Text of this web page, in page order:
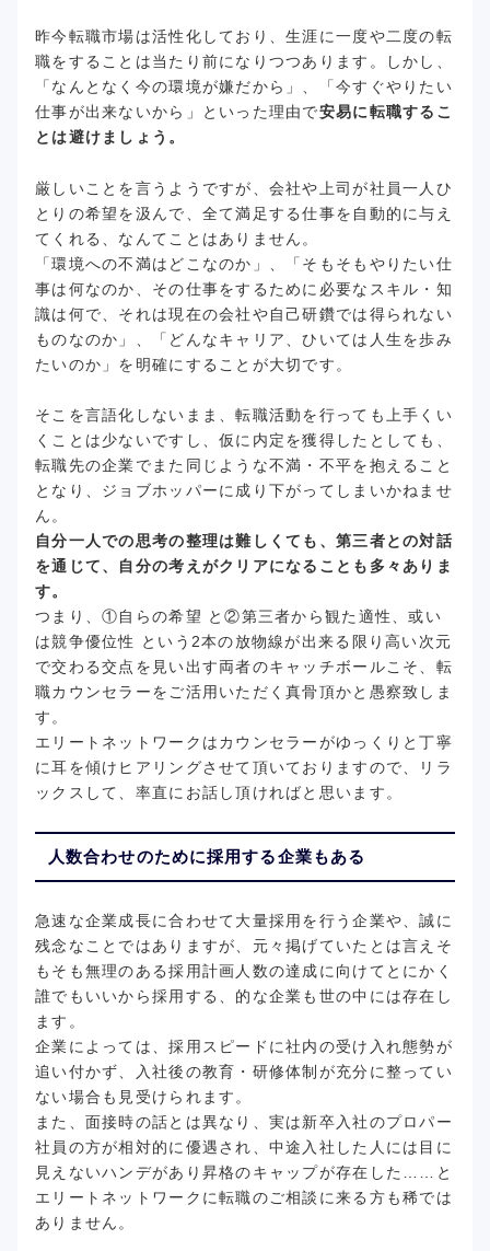
昨今転職市場は活性化しており、生涯に一度や二度の転
職をすることは当たり前になりつつあります。しかし、
「なんとなく今の環境が嫌だから」、「今すぐやりたい
仕事が出来ないから」といった理由で安易に転職するこ
とは避けましょう。
厳しいことを言うようですが、会社や上司が社員一人ひ
とりの希望を汲んで、全て満足する仕事を自動的に与え
てくれる、なんてことはありません。
「環境への不満はどこなのか」、「そもそもやりたい仕
事は何なのか、その仕事をするために必要なスキル・知
識は何で、それは現在の会社や自己研鑽では得られない
ものなのか」、「どんなキャリア、ひいては人生を歩み
たいのか」を明確にすることが大切です。
そこを言語化しないまま、転職活動を行っても上手くい
くことは少ないですし、仮に内定を獲得したとしても、
転職先の企業でまた同じような不満・不平を抱えること
となり、ジョブホッパーに成り下がってしまいかねませ
ん。
自分一人での思考の整理は難しくても、第三者との対話
を通じて、自分の考えがクリアになることも多々ありま
す。
つまり、①自らの希望 と②第三者から観た適性、或い
は競争優位性 という2本の放物線が出来る限り高い次元
で交わる交点を見い出す両者のキャッチボールこそ、転
職カウンセラーをご活用いただく真骨頂かと愚察致しま
す。
エリートネットワークはカウンセラーがゆっくりと丁寧
に耳を傾けヒアリングさせて頂いておりますので、リラ
ックスして、率直にお話し頂ければと思います。
人数合わせのために採用する企業もある
急速な企業成長に合わせて大量採用を行う企業や、誠に
残念なことではありますが、元々掲げていたとは言えそ
もそも無理のある採用計画人数の達成に向けてとにかく
誰でもいいから採用する、的な企業も世の中には存在し
ます。
企業によっては、採用スピードに社内の受け入れ態勢が
追い付かず、入社後の教育・研修体制が充分に整ってい
ない場合も見受けられます。
また、面接時の話とは異なり、実は新卒入社のプロパー
社員の方が相対的に優遇され、中途入社した人には目に
見えないハンデがあり昇格のキャップが存在した……と
エリートネットワークに転職のご相談に来る方も稀では
ありません。